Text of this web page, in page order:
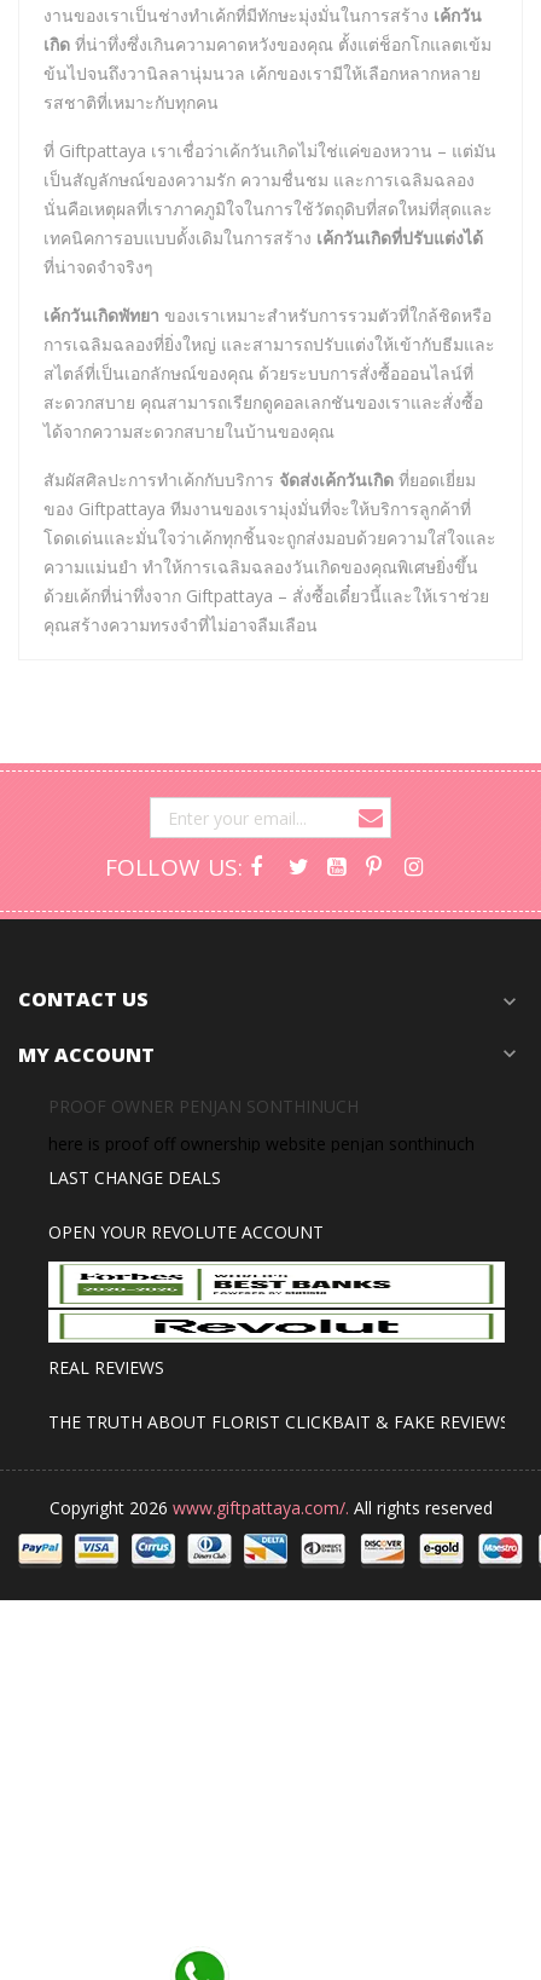
งานของเราเป็นช่างทำเค้กที่มีทักษะมุ่งมั่นในการสร้าง เค้กวัน
เกิด ที่น่าทึ่งซึ่งเกินความคาดหวังของคุณ ตั้งแต่ช็อกโกแลตเข้ม
ข้นไปจนถึงวานิลลานุ่มนวล เค้กของเรามีให้เลือกหลากหลาย
รสชาติที่เหมาะกับทุกคน
ที่ Giftpattaya เราเชื่อว่าเค้กวันเกิดไม่ใช่แค่ของหวาน – แต่มัน
เป็นสัญลักษณ์ของความรัก ความชื่นชม และการเฉลิมฉลอง
นั่นคือเหตุผลที่เราภาคภูมิใจในการใช้วัตถุดิบที่สดใหม่ที่สุดและ
เทคนิคการอบแบบดั้งเดิมในการสร้าง เค้กวันเกิดที่ปรับแต่งได้
ที่น่าจดจำจริงๆ
เค้กวันเกิดพัทยา ของเราเหมาะสำหรับการรวมตัวที่ใกล้ชิดหรือ
การเฉลิมฉลองที่ยิ่งใหญ่ และสามารถปรับแต่งให้เข้ากับธีมและ
สไตล์ที่เป็นเอกลักษณ์ของคุณ ด้วยระบบการสั่งซื้อออนไลน์ที่
สะดวกสบาย คุณสามารถเรียกดูคอลเลกชันของเราและสั่งซื้อ
ได้จากความสะดวกสบายในบ้านของคุณ
สัมผัสศิลปะการทำเค้กกับบริการ จัดส่งเค้กวันเกิด ที่ยอดเยี่ยม
ของ Giftpattaya ทีมงานของเรามุ่งมั่นที่จะให้บริการลูกค้าที่
โดดเด่นและมั่นใจว่าเค้กทุกชิ้นจะถูกส่งมอบด้วยความใส่ใจและ
ความแม่นยำ ทำให้การเฉลิมฉลองวันเกิดของคุณพิเศษยิ่งขึ้น
ด้วยเค้กที่น่าทึ่งจาก Giftpattaya – สั่งซื้อเดี๋ยวนี้และให้เราช่วย
คุณสร้างความทรงจำที่ไม่อาจลืมเลือน
FOLLOW US:
CONTACT US expand_more
MY ACCOUNT expand_more
PROOF OWNER PENJAN SONTHINUCH
here is proof off ownership website penjan sonthinuch
LAST CHANGE DEALS
OPEN YOUR REVOLUTE ACCOUNT
REAL REVIEWS
THE TRUTH ABOUT FLORIST CLICKBAIT & FAKE REVIEWS
Copyright 2026 www.giftpattaya.com/. All rights reserved